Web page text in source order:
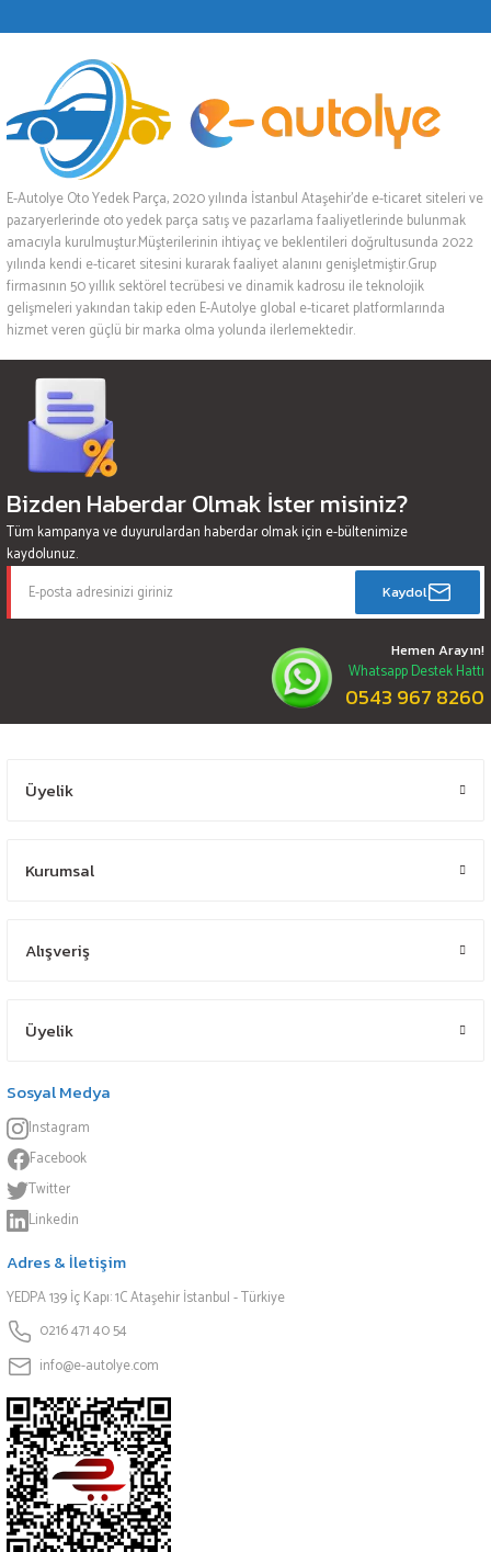
E-Autolye Oto Yedek Parça, 2020 yılında İstanbul Ataşehir’de e-ticaret siteleri ve
pazaryerlerinde oto yedek parça satış ve pazarlama faaliyetlerinde bulunmak
amacıyla kurulmuştur.Müşterilerinin ihtiyaç ve beklentileri doğrultusunda 2022
yılında kendi e-ticaret sitesini kurarak faaliyet alanını genişletmiştir.Grup
firmasının 50 yıllık sektörel tecrübesi ve dinamik kadrosu ile teknolojik
gelişmeleri yakından takip eden E-Autolye global e-ticaret platformlarında
hizmet veren güçlü bir marka olma yolunda ilerlemektedir.
Bizden Haberdar Olmak İster misiniz?
Tüm kampanya ve duyurulardan haberdar olmak için e-bültenimize
kaydolunuz.
Kaydol
Hemen Arayın!
Whatsapp Destek Hattı
0543 967 8260
Üyelik
Kurumsal
Alışveriş
Üyelik
Sosyal Medya
Instagram
Facebook
Twitter
Linkedin
Adres & İletişim
YEDPA 139 İç Kapı: 1C Ataşehir İstanbul - Türkiye
0216 471 40 54
info@e-autolye.com